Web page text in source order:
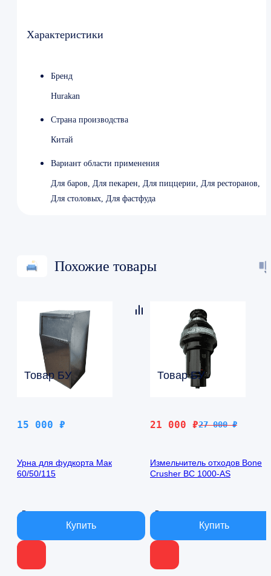
Характеристики
Бренд
Hurakan
Страна производства
Китай
Вариант области применения
Для баров, Для пекарен, Для пиццерии, Для ресторанов,
Для столовых, Для фастфуда
Похожие товары
Товар БУ
15 000 ₽
Урна для фудкорта Мак
60/50/115
В наличии
Товар БУ
27 000₽
Первоначальная
27
21 000 ₽
Текущая
000 ₽.
Измельчитель отходов Bone
Crusher BC 1000-AS
В наличии